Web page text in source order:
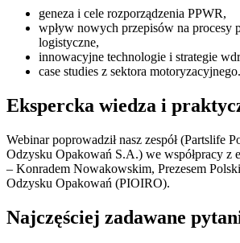
geneza i cele rozporządzenia PPWR,
wpływ nowych przepisów na procesy
logistyczne,
innowacyjne technologie i strategie
case studies z sektora motoryzacyjnego.
Ekspercka wiedza i
Webinar poprowadził nasz zespół (Partslife
Odzysku Opakowań S.A.) we współpracy z
– Konradem Nowakowskim, Prezesem
Odzysku Opakowań (PIOIRO).
Najczęściej zadawane